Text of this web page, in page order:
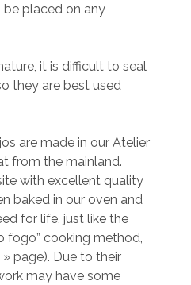
placed on any
it is difficult to seal
they are best used
are made in our Atelier
from the mainland.
with excellent quality
baked in our oven and
for life, just like the
fogo” cooking method,
page). Due to their
may have some